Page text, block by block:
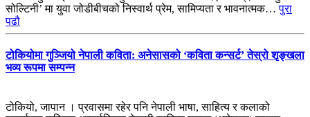
सोल्टिनी’ मा युवा जोडीबीचको निस्वार्थ प्रेम, सामिप्यता र भावनात्मक…पुरा
पढौ
टोकियोमा गुञ्जियो नेपाली कविता: अनेसासको ‘कविता कन्सर्ट’ तेस्रो शृङ्खला
भव्य रूपमा सम्पन्न
टोकियो, जापान । प्रवासमा रहेर पनि नेपाली भाषा, साहित्य र कलाको